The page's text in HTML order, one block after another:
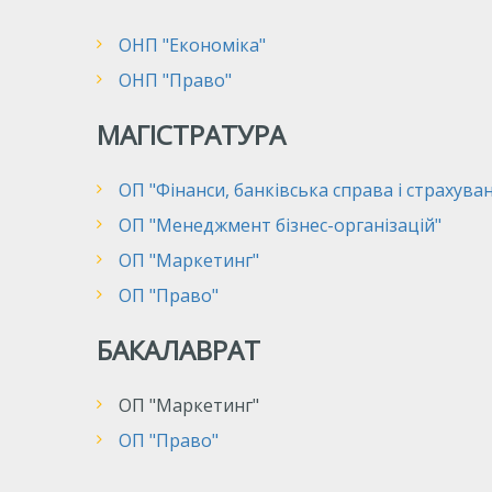
ОНП "Економіка"
ОНП "Право"
МАГІСТРАТУРА
ОП "Фінанси, банківська справа і
ОП "Менеджмент бізнес-організацій"
ОП "Маркетинг"
ОП "Право"
БАКАЛАВРАТ
ОП "Маркетинг"
ОП "Право"